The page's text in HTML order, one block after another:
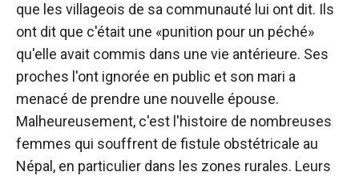
que les villageois de sa communauté lui ont dit. Ils
ont dit que c'était une «punition pour un péché»
qu'elle avait commis dans une vie antérieure. Ses
proches l'ont ignorée en public et son mari a
menacé de prendre une nouvelle épouse.
Malheureusement, c'est l'histoire de nombreuses
femmes qui souffrent de fistule obstétricale au
Népal, en particulier dans les zones rurales. Leurs